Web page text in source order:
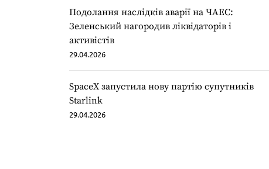
Подолання наслідків аварії на ЧАЕС:
Зеленський нагородив ліквідаторів і
активістів
29.04.2026
SpaceX запустила нову партію супутників
Starlink
29.04.2026